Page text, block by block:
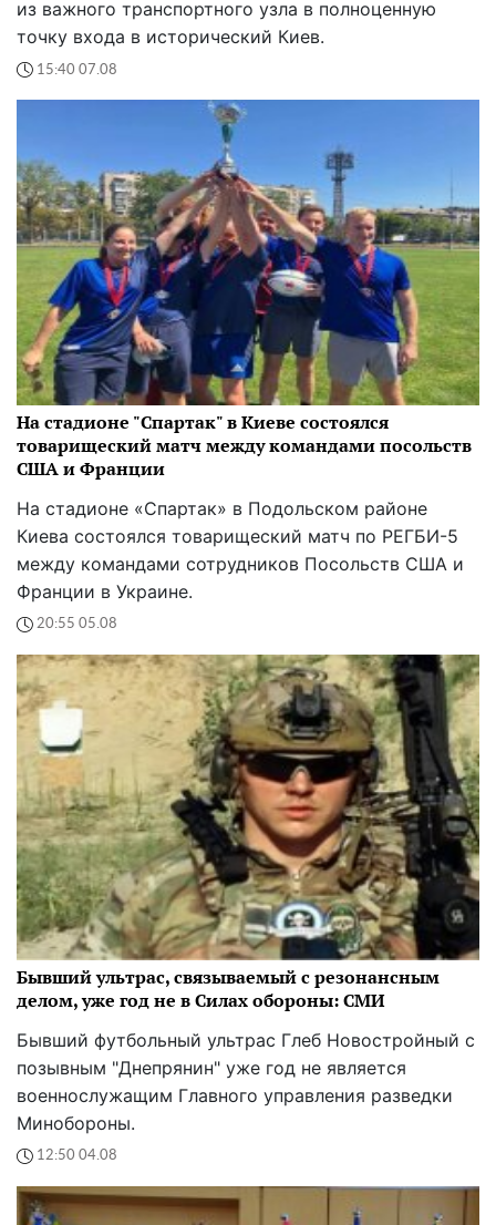
из важного транспортного узла в полноценную
точку входа в исторический Киев.
15:40 07.08
На стадионе "Спартак" в Киеве состоялся
товарищеский матч между командами посольств
США и Франции
На стадионе «Спартак» в Подольском районе
Киева состоялся товарищеский матч по РЕГБИ-5
между командами сотрудников Посольств США и
Франции в Украине.
20:55 05.08
Бывший ультрас, связываемый с резонансным
делом, уже год не в Силах обороны: СМИ
Бывший футбольный ультрас Глеб Новостройный с
позывным "Днепрянин" уже год не является
военнослужащим Главного управления разведки
Минобороны.
12:50 04.08